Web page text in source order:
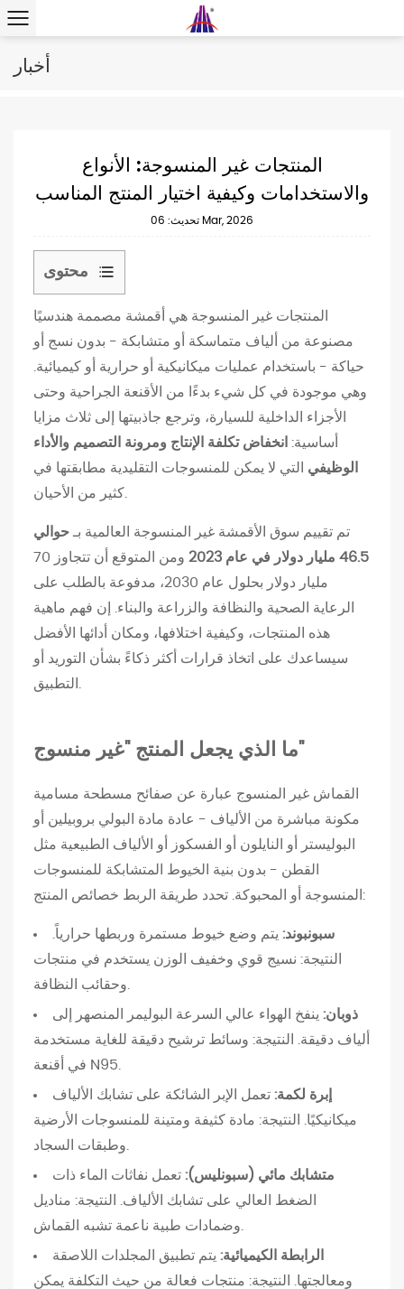
أخبار
المنتجات غير المنسوجة: الأنواع
والاستخدامات وكيفية اختيار المنتج المناسب
تحديث: 06 Mar, 2026
محتوى
1
م
ا
ل
ذ
ي
ي
ج
ل
ا
ل
م
ن
ج
ي
م
ج
2
ا
ت
ا
ل
ئ
ي
ي
المنتجات غير المنسوجة هي أقمشة مصممة هندسيًا
مصنوعة من ألياف متماسكة أو متشابكة - بدون نسج أو
حياكة - باستخدام عمليات ميكانيكية أو حرارية أو كيميائية.
وهي موجودة في كل شيء بدءًا من الأقنعة الجراحية وحتى
الأجزاء الداخلية للسيارة، وترجع جاذبيتها إلى ثلاث مزايا
أساسية: انخفاض تكلفة الإنتاج ومرونة التصميم والأداء
الوظيفي
التي لا يمكن للمنسوجات التقليدية مطابقتها في
تم تقييم سوق الأقمشة غير المنسوجة العالمية بـ حوالي
46.5 مليار دولار في عام 2023
ومن المتوقع أن تتجاوز 70
مليار دولار بحلول عام 2030، مدفوعة بالطلب على
الرعاية الصحية والنظافة والزراعة والبناء. إن فهم ماهية
هذه المنتجات، وكيفية اختلافها، ومكان أدائها الأفضل
سيساعدك على اتخاذ قرارات أكثر ذكاءً بشأن التوريد أو
ما الذي يجعل المنتج "غير منسوج"
القماش غير المنسوج عبارة عن صفائح مسطحة مسامية
مكونة مباشرة من الألياف - عادة مادة البولي بروبيلين أو
البوليستر أو النايلون أو الفسكوز أو الألياف الطبيعية مثل
القطن - بدون بنية الخيوط المتشابكة للمنسوجات
المنسوجة أو المحبوكة. تحدد طريقة الربط خصائص المنتج:
سبونبوند: يتم وضع خيوط مستمرة وربطها حرارياً.
النتيجة: نسيج قوي وخفيف الوزن يستخدم في منتجات
ذوبان: ينفخ الهواء عالي السرعة البوليمر المنصهر إلى
ألياف دقيقة. النتيجة: وسائط ترشيح دقيقة للغاية مستخدمة
في أقنعة N95.
إبرة لكمة: تعمل الإبر الشائكة على تشابك الألياف
ميكانيكيًا. النتيجة: مادة كثيفة ومتينة للمنسوجات الأرضية
متشابك مائي (سبونليس): تعمل نفاثات الماء ذات
الضغط العالي على تشابك الألياف. النتيجة: مناديل
الرابطة الكيميائية: يتم تطبيق المجلدات اللاصقة
ومعالجتها. النتيجة: منتجات فعالة من حيث التكلفة يمكن